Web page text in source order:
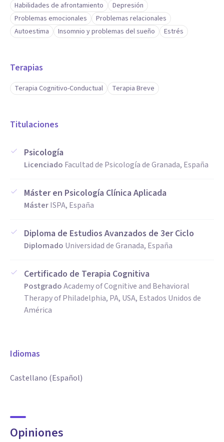
Habilidades de afrontamiento
Depresión
Problemas emocionales
Problemas relacionales
Autoestima
Insomnio y problemas del sueño Estrés
Terapias
Terapia Cognitivo-Conductual Terapia Breve
Titulaciones
Psicología
Licenciado Facultad de Psicología de Granada, España
Máster en Psicología Clínica Aplicada
MásterISPA, España
Diploma de Estudios Avanzados de 3er Ciclo
Diplomado Universidad de Granada, España
Certificado de Terapia Cognitiva
PostgradoAcademy of Cognitive and Behavioral
Therapy of Philadelphia, PA, USA, Estados Unidos de
América
Idiomas
Castellano (Español)
Opiniones